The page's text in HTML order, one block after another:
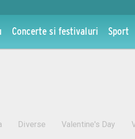
Concerte si festivaluri Sport
Diverse Valentine's Day